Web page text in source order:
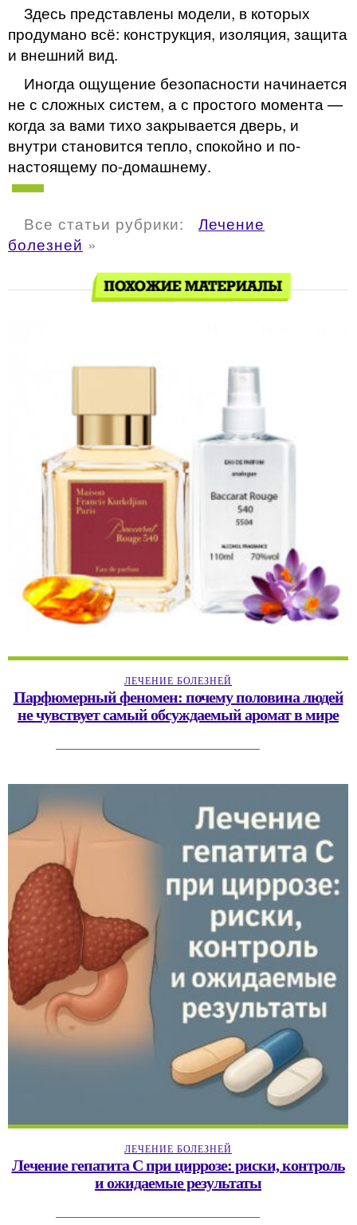
Здесь представлены модели, в которых
продумано всё: конструкция, изоляция, защита
и внешний вид.
Иногда ощущение безопасности начинается
не с сложных систем, а с простого момента —
когда за вами тихо закрывается дверь, и
внутри становится тепло, спокойно и по-
настоящему по-домашнему.
Все статьи рубрики: Лечение
болезней »
ЛЕЧЕНИЕ БОЛЕЗНЕЙ
Парфюмерный феномен: почему половина людей
не чувствует самый обсуждаемый аромат в мире
ЛЕЧЕНИЕ БОЛЕЗНЕЙ
Лечение гепатита C при циррозе: риски, контроль
и ожидаемые результаты